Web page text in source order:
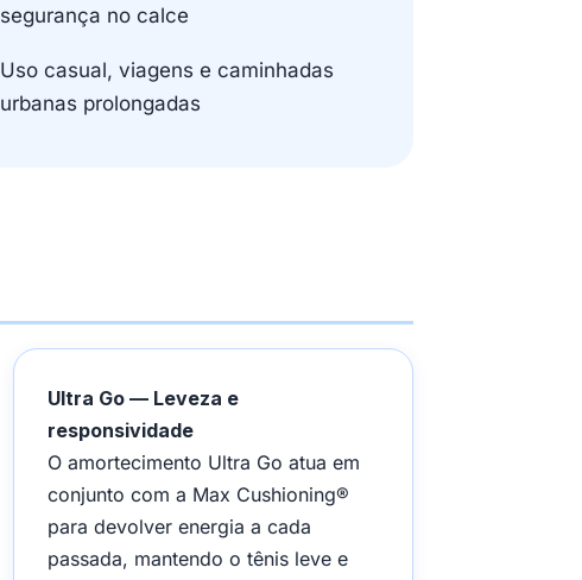
segurança no calce
Uso casual, viagens e caminhadas
urbanas prolongadas
Ultra Go — Leveza e
responsividade
O amortecimento Ultra Go atua em
conjunto com a Max Cushioning®
para devolver energia a cada
passada, mantendo o tênis leve e